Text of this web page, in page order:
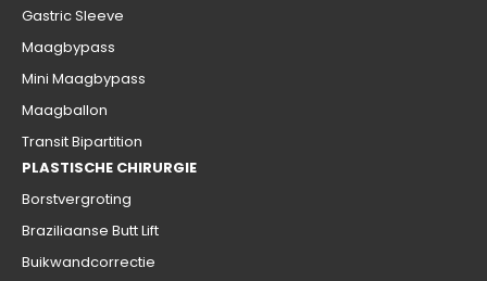
Gastric Sleeve
Maagbypass
Mini Maagbypass
Maagballon
Transit Bipartition
PLASTISCHE CHIRURGIE
Borstvergroting
Braziliaanse Butt Lift
Buikwandcorrectie